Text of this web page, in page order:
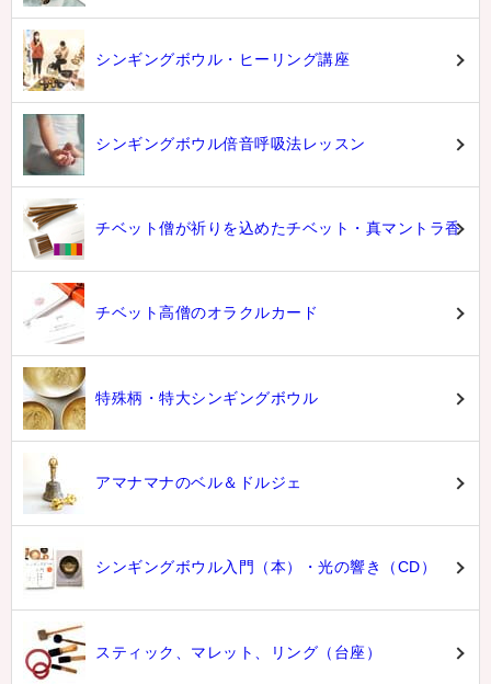
シンギングボウル・ヒーリング講座
シンギングボウル倍音呼吸法レッスン
チベット僧が祈りを込めたチベット・真マントラ香
チベット高僧のオラクルカード
特殊柄・特大シンギングボウル
アマナマナのベル＆ドルジェ
シンギングボウル入門（本）・光の響き（CD）
スティック、マレット、リング（台座）